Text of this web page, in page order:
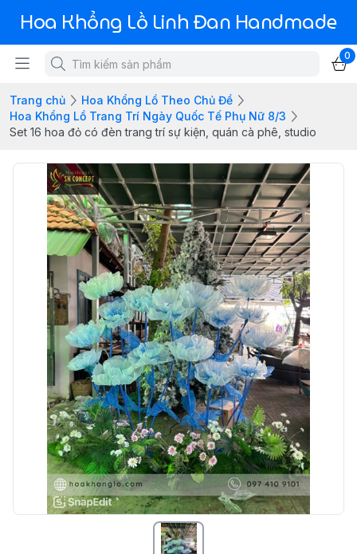
Hoa Khổng Lồ Linh Đan Handmade
0
Trang chủ
Hoa Khổng Lồ Theo Chủ Đề
Hoa Khổng Lồ Trang Trí Ngày Quốc Tế Phụ Nữ 8/3
Set 16 hoa đỏ có đèn trang trí sự kiện, quán cà phê, studio